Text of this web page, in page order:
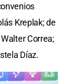
Kreplak; de
Correa;
Díaz.